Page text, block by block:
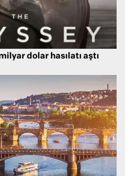
dolar hasılatı aştı